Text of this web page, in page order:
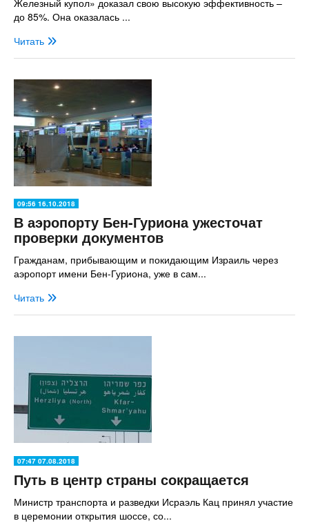
Железный купол» доказал свою высокую эффективность –
до 85%. Она оказалась ...
Читать
09:56 16.10.2018
В аэропорту Бен-Гуриона ужесточат
проверки документов
Гражданам, прибывающим и покидающим Израиль через
аэропорт имени Бен-Гуриона, уже в сам...
Читать
07:47 07.08.2018
Путь в центр страны сокращается
Министр транспорта и разведки Исраэль Кац принял участие
в церемонии открытия шоссе, со...